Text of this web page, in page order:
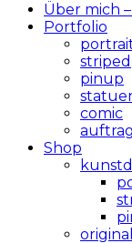
Über mich
Portfolio
striped
pinup
comic
Shop